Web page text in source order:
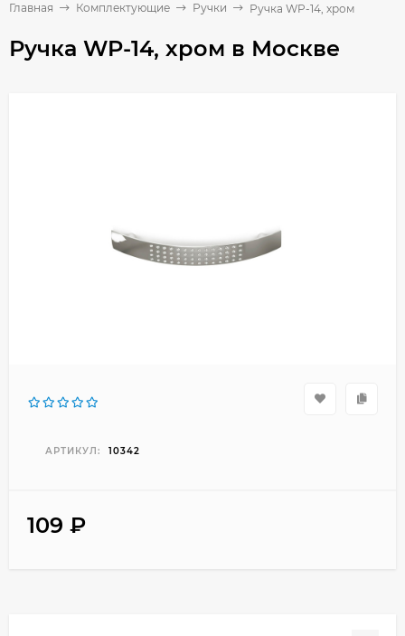
Главная Комплектующие Ручки Ручка WP-14, хром
Ручка WP-14, хром в Москве
АРТИКУЛ: 10342
109 ₽